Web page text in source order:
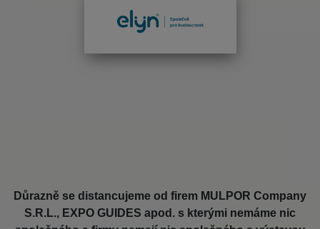
Důrazně se distancujeme od firem MULPOR Company
S.R.L., EXPO GUIDES apod. s kterými nemáme nic